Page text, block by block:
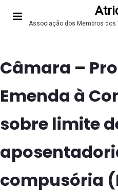
Associação dos Membros dos
Câmara –
Emenda à
sobre limite
compusória